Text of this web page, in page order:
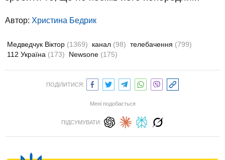
Автор: Христина Бедрик
Медведчук Віктор (1369) канал (98) телебачення (799)
112 Україна (173) Newsone (175)
ПОДІЛИТИСЯ:
Мені подобається
ПІДСУМУВАТИ: